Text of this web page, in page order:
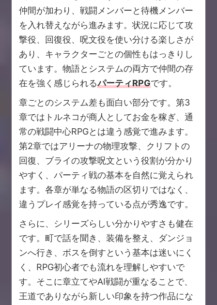
仲間が加わり、戦闘メンバーと待機メンバー
を入れ替えながら進みます。状況に応じて攻
撃役、回復役、呪文役を使い分ける楽しさが
あり、キャラクターごとの個性もはっきりし
ています。物語とシステムの両方で仲間の存
在を強く感じられるパーティRPGです。
章ごとのシステム差も面白い部分です。第3
章ではトルネコが商人としてお金を稼ぎ、通
常の戦闘中心RPGとは違う感覚で進みます。
第2章ではアリーナの物理攻撃、クリフトの
回復、ブライの攻撃呪文という役割が分かり
やすく、パーティ戦の基本を自然に覚えられ
ます。各章が単なる物語の区切りではなく、
違うプレイ感覚を持っている点が秀逸です。
さらに、シリーズらしい分かりやすさも健在
です。町で話を聞き、装備を整え、ダンジョ
ンへ行き、ボスを倒すという基本は迷いにく
く、RPG初心者でも流れを理解しやすいで
す。そこに章立てやAI戦闘が重なることで、
王道でありながら新しい印象を持つ作品にな